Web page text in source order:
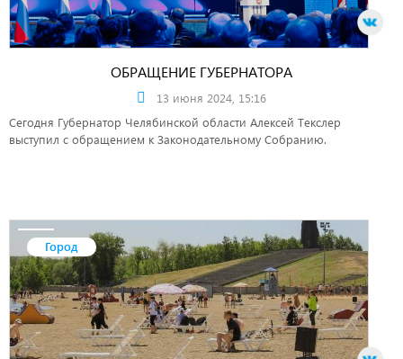
ОБРАЩЕНИЕ ГУБЕРНАТОРА
13 июня 2024, 15:16
Сегодня Губернатор Челябинской области Алексей Текслер
выступил с обращением к Законодательному Собранию.
Город